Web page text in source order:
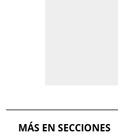
MÁS EN SECCIONES